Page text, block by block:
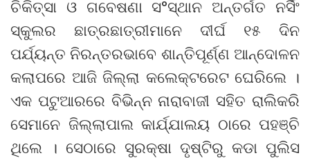
ଚିକିତ୍ସା ଓ ଗବେଷଣା ସ°ସ୍ଥାନ ଅନ୍ତର୍ଗତ ନର୍ସିଂ
ସ୍କୁଲର ଛାତ୍ରଛାତ୍ରୀମାନେ ଦୀର୍ଘ ୧୫ ଦିନ
ପର୍ଯ୍ୟନ୍ତ ନିରନ୍ତରଭାବେ ଶାନ୍ତିପୂର୍ଣ୍ଣ ଆନ୍ଦୋଳନ
କଲାପରେ ଆଜି ଜିଲ୍ଲା କଲେକ୍ଟରେଟ ଘେରିଲେ ।
ଏକ ପଟୁଆରରେ ବିଭିନ୍ନ ନାରାବାଜୀ ସହିତ ରାଲିକରି
ସେମାନେ ଜିଲ୍ଲାପାଲ କାର୍ଯ୍ଯାଲୟ ଠାରେ ପହଞ୍ଚି
ଥିଲେ । ସେଠାରେ ସୁରକ୍ଷା ଦୃଷ୍ଟିରୁ କଡା ପୁଲିସ